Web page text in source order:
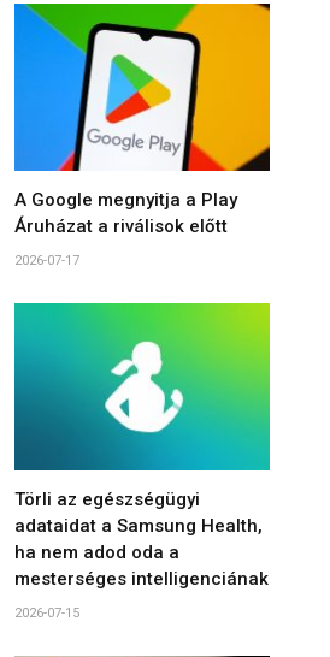
A Google megnyitja a Play
Áruházat a riválisok előtt
2026-07-17
Törli az egészségügyi
adataidat a Samsung Health,
ha nem adod oda a
mesterséges intelligenciának
2026-07-15